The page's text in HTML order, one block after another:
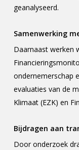
geanalyseerd.
Samenwerking
Daarnaast werken
ondernemerschap
evaluaties van de
Klimaat (EZK) en
Bijdragen aan
Door onderzoek